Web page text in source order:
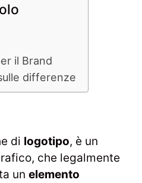
il Brand
differenze
di logotipo, è un
che legalmente
un elemento